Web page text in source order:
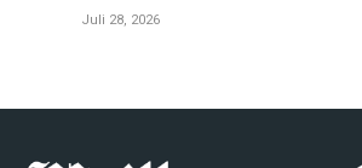
Juli 28, 2026